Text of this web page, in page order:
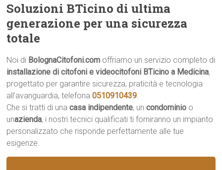
Soluzioni BTicino di ultima
generazione per una sicurezza
totale
Noi di BolognaCitofoni.com offriamo un servizio completo di
installazione di citofoni e videocitofoni BTicino a Medicina,
progettato per garantire sicurezza, praticità e tecnologia
all’avanguardia, telefona0510910439.
Che si tratti di unacasa indipendente, uncondominio o
unazienda, i nostri tecnici qualificati ti forniranno un impianto
personalizzato che risponde perfettamente alle tue
esigenze.